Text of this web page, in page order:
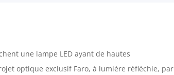
une lampe LED ayant de hautes
optique exclusif Faro, à lumière réfléchie, par